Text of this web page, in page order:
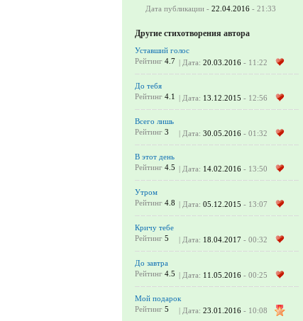
Дата публикации - 22.04.2016 - 21:33
Другие стихотворения автора
Уставший голос
Рейтинг 4.7 | Дата: 20.03.2016 - 11:22
До тебя
Рейтинг 4.1 | Дата: 13.12.2015 - 12:56
Всего лишь
Рейтинг 3 | Дата: 30.05.2016 - 01:32
В этот день
Рейтинг 4.5 | Дата: 14.02.2016 - 13:50
Утром
Рейтинг 4.8 | Дата: 05.12.2015 - 13:07
Кричу тебе
Рейтинг 5 | Дата: 18.04.2017 - 00:32
До завтра
Рейтинг 4.5 | Дата: 11.05.2016 - 00:25
Мой подарок
Рейтинг 5 | Дата: 23.01.2016 - 10:08